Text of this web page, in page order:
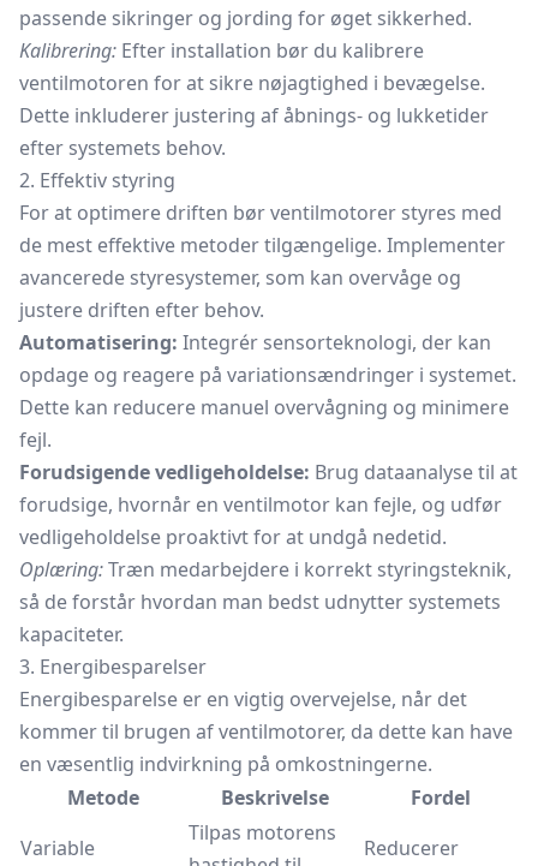
passende sikringer og jording for øget sikkerhed.
Kalibrering: Efter installation bør du kalibrere
ventilmotoren for at sikre nøjagtighed i bevægelse.
Dette inkluderer justering af åbnings- og lukketider
efter systemets behov.
2. Effektiv styring
For at optimere driften bør ventilmotorer styres med
de mest effektive metoder tilgængelige. Implementer
avancerede styresystemer, som kan overvåge og
justere driften efter behov.
Automatisering: Integrér sensorteknologi, der kan
opdage og reagere på variationsændringer i systemet.
Dette kan reducere manuel overvågning og minimere
fejl.
Forudsigende vedligeholdelse: Brug dataanalyse til at
forudsige, hvornår en ventilmotor kan fejle, og udfør
vedligeholdelse proaktivt for at undgå nedetid.
Oplæring:Træn medarbejdere i korrekt styringsteknik,
så de forstår hvordan man bedst udnytter systemets
kapaciteter.
3. Energibesparelser
Energibesparelse er en vigtig overvejelse, når det
kommer til brugen af ventilmotorer, da dette kan have
en væsentlig indvirkning på omkostningerne.
Metode
Beskrivelse
Fordel
Variable
Tilpas motorens
Reducerer